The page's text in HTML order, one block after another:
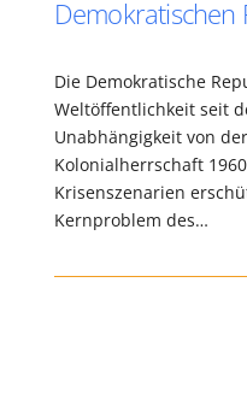
Demokratischen
Die Demokratische
Weltöffentlichkeit seit
Unabhängigkeit von
Kolonialherrschaft
Krisenszenarien
Kernproblem des…